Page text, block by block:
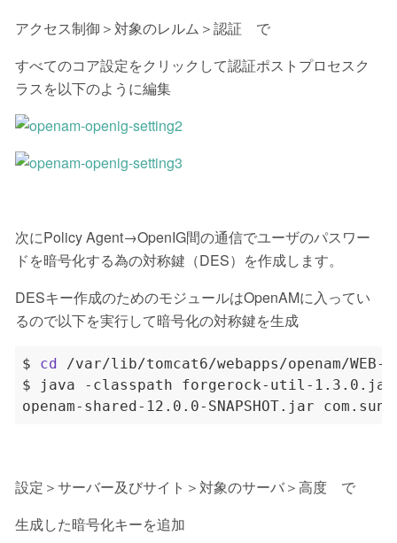
アクセス制御＞対象のレルム＞認証 で
すべてのコア設定をクリックして認証ポストプロセスク
ラスを以下のように編集
次にPolicy Agent→OpenIG間の通信でユーザのパスワー
ドを暗号化する為の対称鍵（DES）を作成します。
DESキー作成のためのモジュールはOpenAMに入ってい
るので以下を実行して暗号化の対称鍵を生成
$ cd
設定＞サーバー及びサイト＞対象のサーバ＞高度 で
生成した暗号化キーを追加